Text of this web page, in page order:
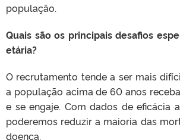
população.
Quais são os principais desafios
etária?
O recrutamento tende a ser mais
a população acima de 60 anos
e se engaje. Com dados de eficácia
poderemos reduzir a maioria das
doença.